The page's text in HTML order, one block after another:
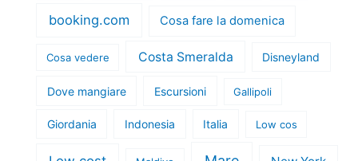
booking.com Cosa fare la domenica
Cosa vedere Costa Smeralda Disneyland
Dove mangiare Escursioni Gallipoli
Giordania Indonesia Italia Low cos